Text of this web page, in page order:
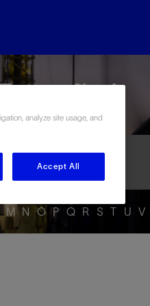
M N O P Q R S T U V
analyze site usage, and
Accept All